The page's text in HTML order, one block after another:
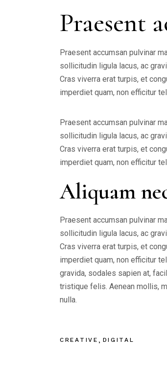
Praesent
Praesent accumsan pulvinar
sollicitudin ligula lacus, ac
Cras viverra erat turpis, et
imperdiet quam, non efficitur
Praesent accumsan pulvinar
sollicitudin ligula lacus, ac
Cras viverra erat turpis, et
imperdiet quam, non efficitur
Aliquam
Praesent accumsan pulvinar
sollicitudin ligula lacus, ac
Cras viverra erat turpis, et
imperdiet quam, non efficitur
gravida, sodales sapien at,
tristique felis. Aenean mollis,
nulla.
CREATIVE DIGITAL